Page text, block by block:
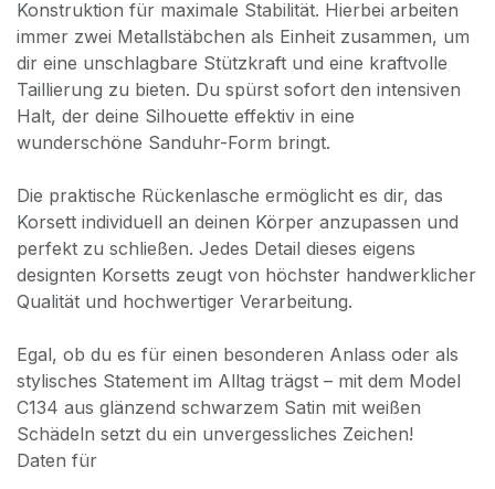
Konstruktion für maximale Stabilität. Hierbei arbeiten
immer zwei Metallstäbchen als Einheit zusammen, um
dir eine unschlagbare Stützkraft und eine kraftvolle
Taillierung zu bieten. Du spürst sofort den intensiven
Halt, der deine Silhouette effektiv in eine
wunderschöne Sanduhr-Form bringt.
Die praktische Rückenlasche ermöglicht es dir, das
Korsett individuell an deinen Körper anzupassen und
perfekt zu schließen. Jedes Detail dieses eigens
designten Korsetts zeugt von höchster handwerklicher
Qualität und hochwertiger Verarbeitung.
Egal, ob du es für einen besonderen Anlass oder als
stylisches Statement im Alltag trägst – mit dem Model
C134 aus glänzend schwarzem Satin mit weißen
Schädeln setzt du ein unvergessliches Zeichen!
Daten für